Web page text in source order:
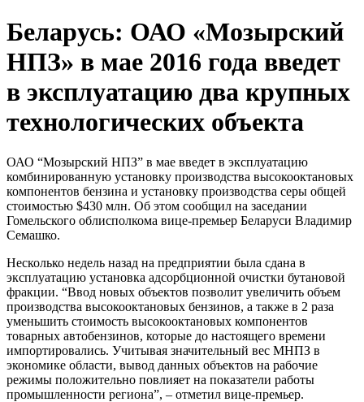
Беларусь: ОАО «Мозырский
НПЗ» в мае 2016 года введет
в эксплуатацию два крупных
технологических объекта
ОАО “Мозырский НПЗ” в мае введет в эксплуатацию
комбинированную установку производства высокооктановых
компонентов бензина и установку производства серы общей
стоимостью $430 млн. Об этом сообщил на заседании
Гомельского облисполкома вице-премьер Беларуси Владимир
Семашко.
Несколько недель назад на предприятии была сдана в
эксплуатацию установка адсорбционной очистки бутановой
фракции. “Ввод новых объектов позволит увеличить объем
производства высокооктановых бензинов, а также в 2 раза
уменьшить стоимость высокооктановых компонентов
товарных автобензинов, которые до настоящего времени
импортировались. Учитывая значительный вес МНПЗ в
экономике области, вывод данных объектов на рабочие
режимы положительно повлияет на показатели работы
промышленности региона”, – отметил вице-премьер.